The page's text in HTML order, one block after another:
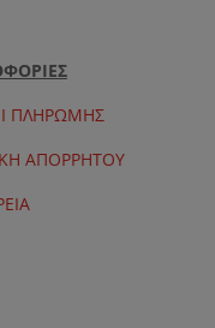
ΠΛΗΡΩΜΗΣ
ΑΠΟΡΡΗΤΟΥ